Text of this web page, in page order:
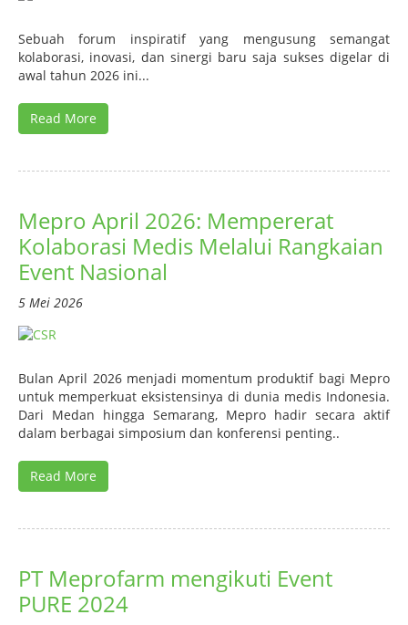
Sebuah forum inspiratif yang mengusung semangat
kolaborasi, inovasi, dan sinergi baru saja sukses digelar di
awal tahun 2026 ini...
Read More
Mepro April 2026: Mempererat
Kolaborasi Medis Melalui Rangkaian
Event Nasional
5 Mei 2026
Bulan April 2026 menjadi momentum produktif bagi Mepro
untuk memperkuat eksistensinya di dunia medis Indonesia.
Dari Medan hingga Semarang, Mepro hadir secara aktif
dalam berbagai simposium dan konferensi penting..
Read More
PT Meprofarm mengikuti Event
PURE 2024